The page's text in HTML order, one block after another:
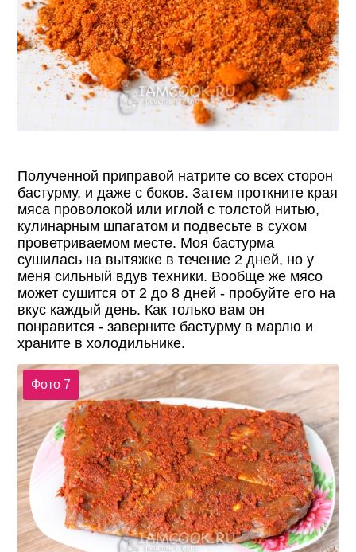
Полученной приправой натрите со всех сторон
бастурму, и даже с боков. Затем проткните края
мяса проволокой или иглой с толстой нитью,
кулинарным шпагатом и подвесьте в сухом
проветриваемом месте. Моя бастурма
сушилась на вытяжке в течение 2 дней, но у
меня сильный вдув техники. Вообще же мясо
может сушится от 2 до 8 дней - пробуйте его на
вкус каждый день. Как только вам он
понравится - заверните бастурму в марлю и
храните в холодильнике.
Фото 7